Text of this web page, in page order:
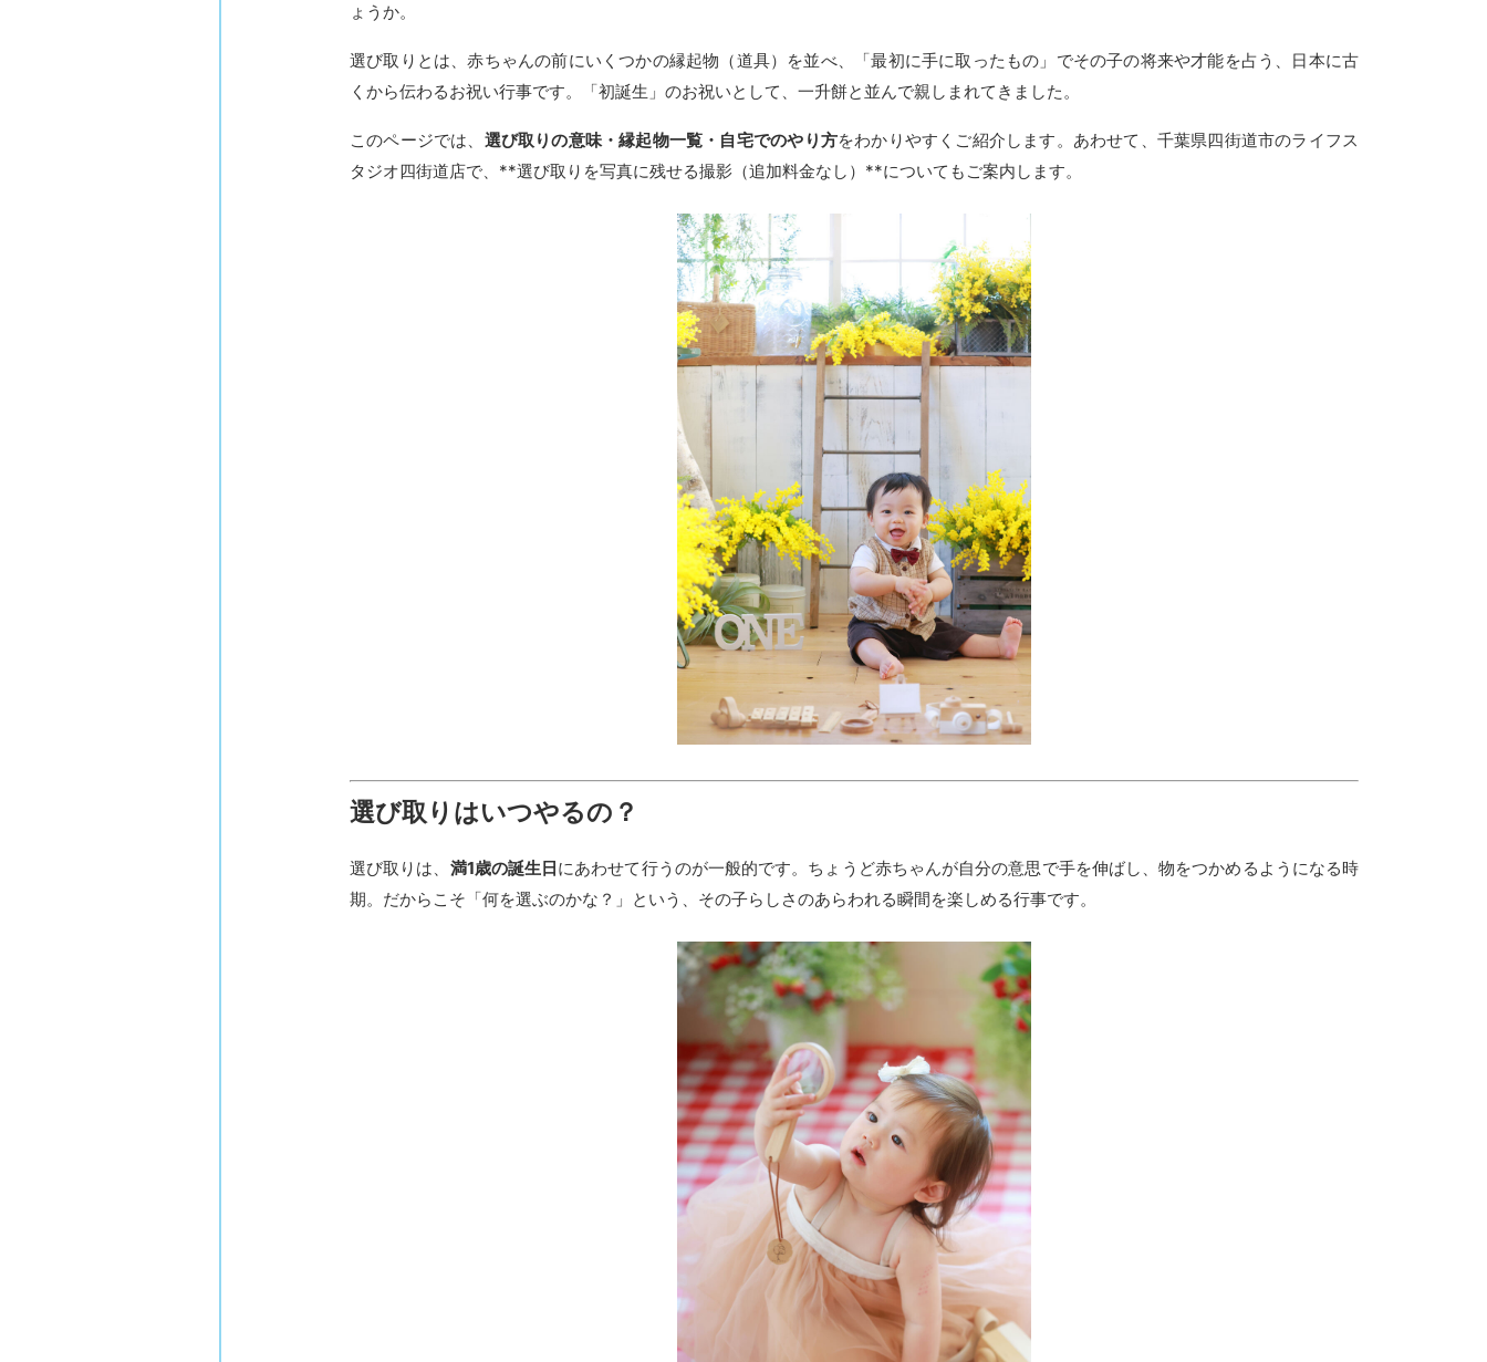
ょうか。
選び取りとは、赤ちゃんの前にいくつかの縁起物（道具）を並べ、「最初に手に取ったもの」でその子の将来や才能を占う、日本に古
くから伝わるお祝い行事です。「初誕生」のお祝いとして、一升餅と並んで親しまれてきました。
このページでは、 選び取りの意味・縁起物一覧・自宅でのやり方をわかりやすくご紹介します。あわせて、千葉県四街道市のライフス
タジオ四街道店で、**選び取りを写真に残せる撮影（追加料金なし）**についてもご案内します。
選び取りはいつやるの？
選び取りは、 満1歳の誕生日にあわせて行うのが一般的です。ちょうど赤ちゃんが自分の意思で手を伸ばし、物をつかめるようになる時
期。だからこそ「何を選ぶのかな？」という、その子らしさのあらわれる瞬間を楽しめる行事です。